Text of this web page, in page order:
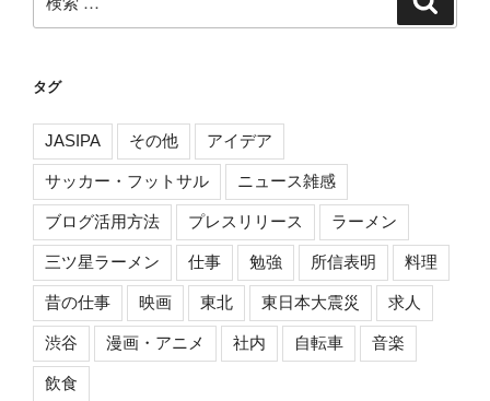
索:
タグ
JASIPA その他 アイデア
サッカー・フットサル ニュース雑感
ブログ活用方法 プレスリリース ラーメン
三ツ星ラーメン 仕事 勉強 所信表明 料理
昔の仕事 映画 東北 東日本大震災 求人
渋谷 漫画・アニメ 社内 自転車 音楽
飲食